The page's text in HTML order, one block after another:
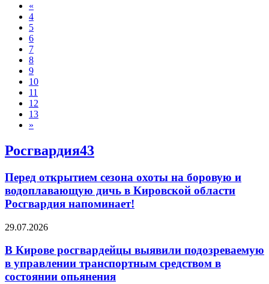
«
4
5
6
7
8
9
10
11
12
13
»
Росгвардия43
Перед открытием сезона охоты на боровую и
водоплавающую дичь в Кировской области
Росгвардия напоминает!
29.07.2026
В Кирове росгвардейцы выявили подозреваемую
в управлении транспортным средством в
состоянии опьянения